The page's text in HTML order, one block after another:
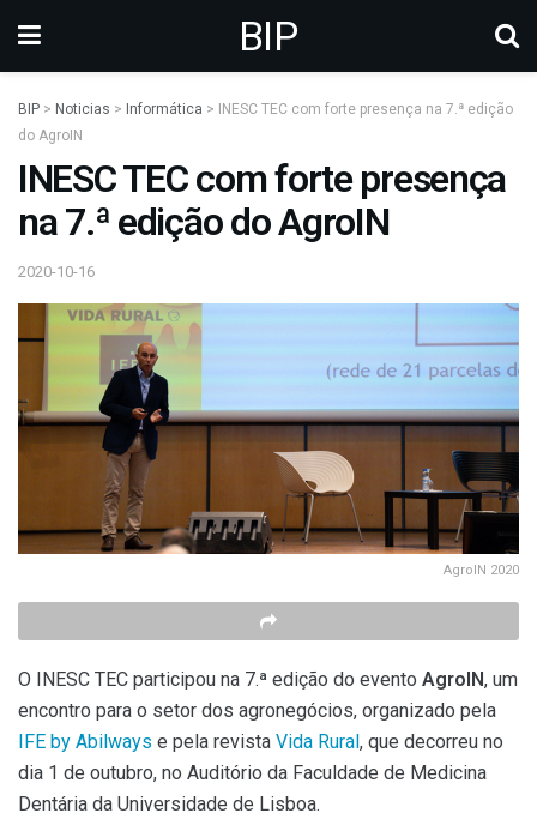
BIP
BIP > Noticias > Informática >
INESC TEC com forte presença na 7.ª edição
do AgroIN
INESC TEC com forte presença
na 7.ª edição do AgroIN
2020-10-16
AgroIN 2020
O INESC TEC participou na 7.ª edição do evento AgroIN, um
encontro para o setor dos agronegócios, organizado pela
IFE by Abilways e pela revista Vida Rural, que decorreu no
dia 1 de outubro, no Auditório da Faculdade de Medicina
Dentária da Universidade de Lisboa.